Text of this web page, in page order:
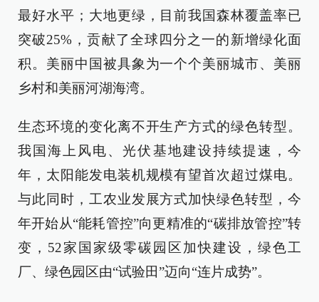
最好水平；大地更绿，目前我国森林覆盖率已
突破25%，贡献了全球四分之一的新增绿化面
积。美丽中国被具象为一个个美丽城市、美丽
乡村和美丽河湖海湾。
生态环境的变化离不开生产方式的绿色转型。
我国海上风电、光伏基地建设持续提速，今
年，太阳能发电装机规模有望首次超过煤电。
与此同时，工农业发展方式加快绿色转型，今
年开始从“能耗管控”向更精准的“碳排放管控”转
变，52家国家级零碳园区加快建设，绿色工
厂、绿色园区由“试验田”迈向“连片成势”。